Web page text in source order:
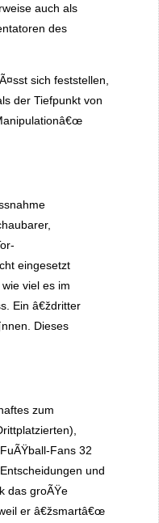
auch als
des
sich feststellen,
der Tiefpunkt von
eingesetzt
viel es im
Ein â€ždritter
Dieses
zum
Fans 32
und
das groÃŸe
er â€žsmartâ€œ